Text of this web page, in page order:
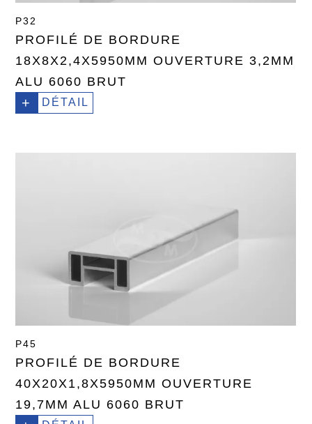
P32
PROFILÉ DE BORDURE
18X8X2,4X5950MM OUVERTURE 3,2MM
ALU 6060 BRUT
+ DÉTAIL
P45
PROFILÉ DE BORDURE
40X20X1,8X5950MM OUVERTURE
19,7MM ALU 6060 BRUT